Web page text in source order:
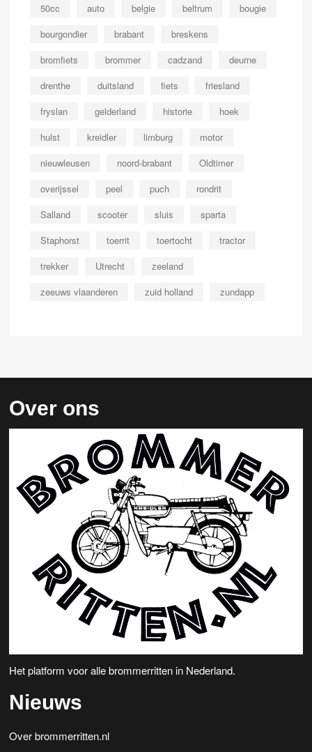
50cc auto belgie beltrum
bougie
bourgondier
brabant
breskens
bromfiets
brommer cadzand
deurne
drenthe
duitsland fiets
friesland
fryslan
gelderland historie
hoek
hulst
kreidler limburg
motor
nieuwleusen
noord-brabant
Oldtimer
overijssel
peel puch
rondrit
Salland
scooter sluis
sparta
Staphorst
toerrit toertocht
tractor
trekker
Utrecht
zeeland
zeeuws vlaanderen
zuid holland zundapp
Over ons
Het platform voor alle brommerritten in Nederland.
Nieuws
Over brommerritten.nl